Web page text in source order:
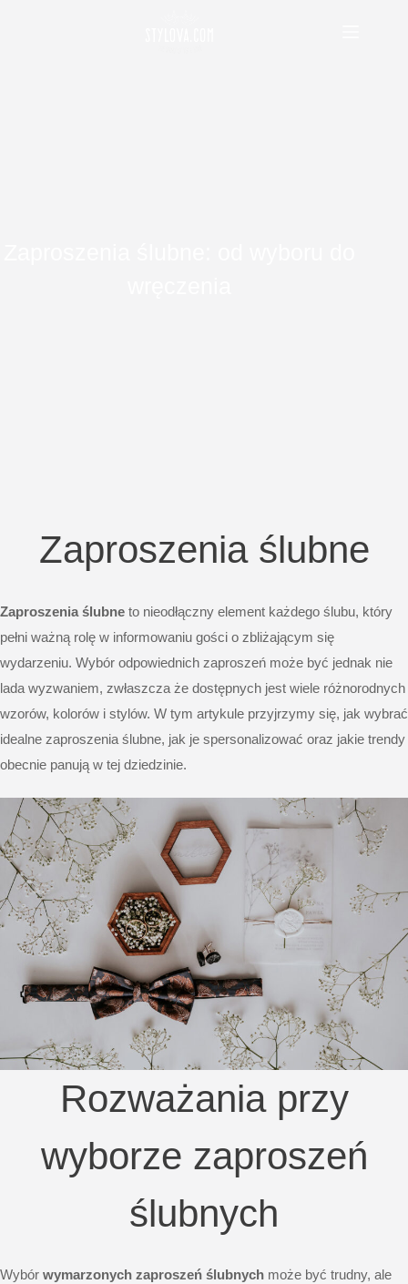
Zaproszenia ślubne
Zaproszenia ślubne to nieodłączny element każdego ślubu, który
pełni ważną rolę w informowaniu gości o zbliżającym się
wydarzeniu. Wybór odpowiednich zaproszeń może być jednak nie
lada wyzwaniem, zwłaszcza że dostępnych jest wiele różnorodnych
wzorów, kolorów i stylów. W tym artykule przyjrzymy się, jak wybrać
idealne zaproszenia ślubne, jak je spersonalizować oraz jakie trendy
obecnie panują w tej dziedzinie.
Rozważania przy
wyborze zaproszeń
ślubnych
Wybór wymarzonych zaproszeń ślubnych może być trudny, ale